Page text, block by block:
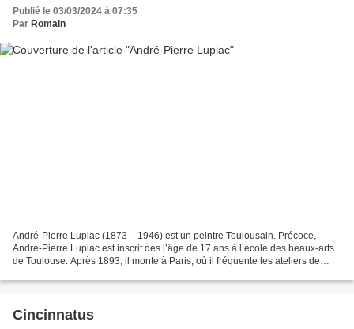
Publié le 03/03/2024 à 07:35
Par Romain
André-Pierre Lupiac (1873 – 1946) est un peintre Toulousain. Précoce,
André-Pierre Lupiac est inscrit dès l’âge de 17 ans à l’école des beaux-arts
de Toulouse. Après 1893, il monte à Paris, où il fréquente les ateliers de
Cincinnatus